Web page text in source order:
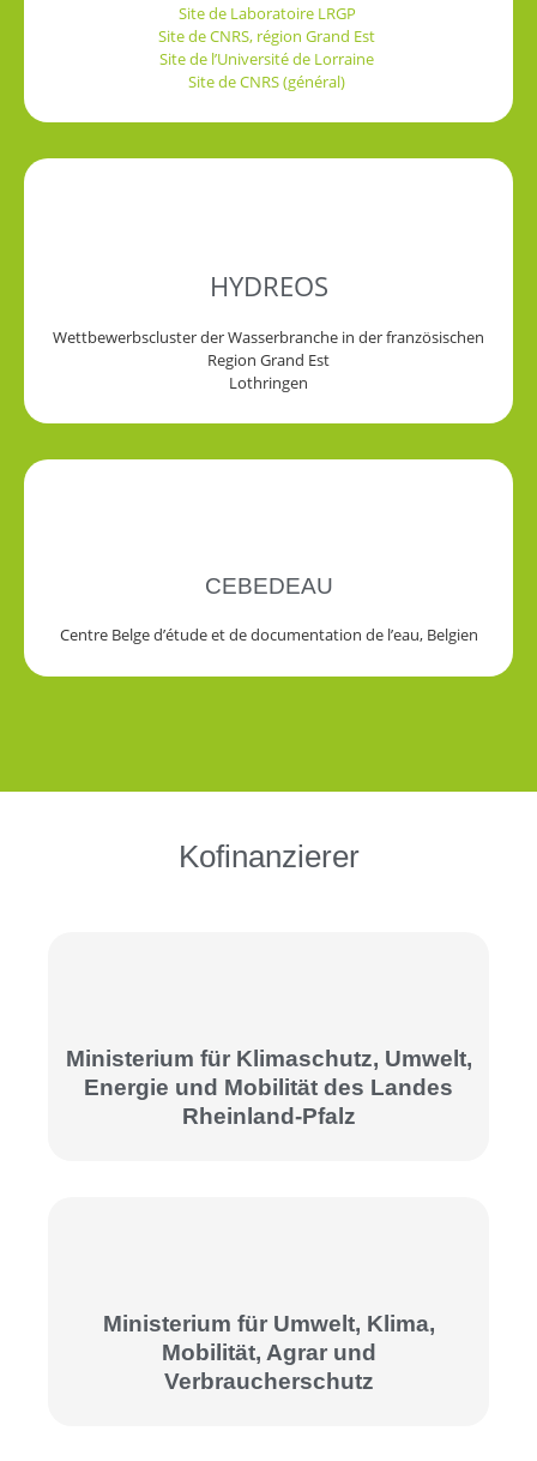
Site de Laboratoire LRGP
Site de CNRS, région Grand Est
Site de l’Université de Lorraine
Site de CNRS (général)
HYDREOS
Wettbewerbscluster der Wasserbranche in der französischen
Region Grand Est
Lothringen
CEBEDEAU
Centre Belge d’étude et de documentation de l’eau, Belgien
Kofinanzierer
Ministerium für Klimaschutz, Umwelt,
Energie und Mobilität des Landes
Rheinland-Pfalz
Ministerium für Umwelt, Klima,
Mobilität, Agrar und
Verbraucherschutz